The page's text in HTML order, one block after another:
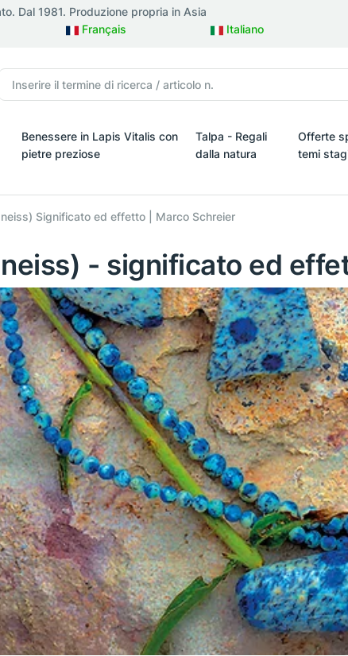
Dal 1981. Produzione propria in Asia
Français Italiano
Benessere in Lapis Vitalis con
pietre preziose
Talpa - Regali
dalla natura
Offerte
temi
Significato ed effetto | Marco Schreier
- significato ed